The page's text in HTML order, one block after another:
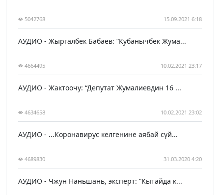
5042768 15.09.2021 6:18
АУДИО - Жыргалбек Бабаев: “Кубанычбек Жума...
4664495 10.02.2021 23:17
АУДИО - Жактоочу: “Депутат Жумалиевдин 16 ...
4634658 10.02.2021 23:02
АУДИО - ...Коронавирус келгенине аябай сүй...
4689830 31.03.2020 4:20
АУДИО - Чжун Наньшань, эксперт: “Кытайда к...